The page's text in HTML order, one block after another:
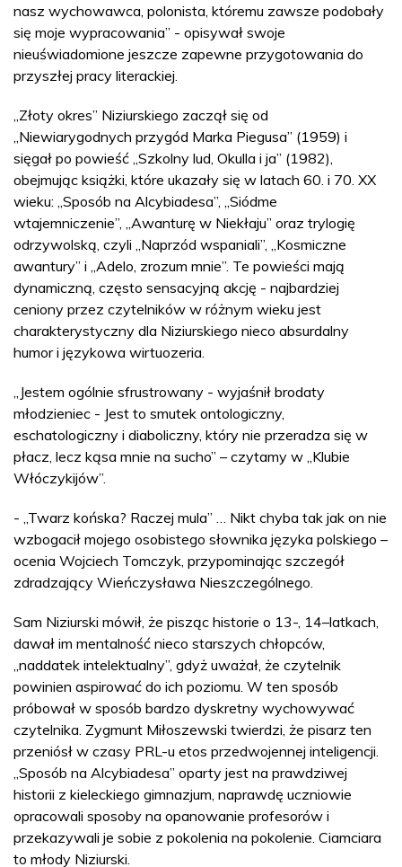
nasz wychowawca, polonista, któremu zawsze podobały
się moje wypracowania” - opisywał swoje
nieuświadomione jeszcze zapewne przygotowania do
przyszłej pracy literackiej.
„Złoty okres” Niziurskiego zaczął się od
„Niewiarygodnych przygód Marka Piegusa” (1959) i
sięgał po powieść „Szkolny lud, Okulla i ja” (1982),
obejmując książki, które ukazały się w latach 60. i 70. XX
wieku: „Sposób na Alcybiadesa”, „Siódme
wtajemniczenie”, „Awanturę w Niekłaju” oraz trylogię
odrzywolską, czyli „Naprzód wspaniali”, „Kosmiczne
awantury” i „Adelo, zrozum mnie”. Te powieści mają
dynamiczną, często sensacyjną akcję - najbardziej
ceniony przez czytelników w różnym wieku jest
charakterystyczny dla Niziurskiego nieco absurdalny
humor i językowa wirtuozeria.
„Jestem ogólnie sfrustrowany - wyjaśnił brodaty
młodzieniec - Jest to smutek ontologiczny,
eschatologiczny i diaboliczny, który nie przeradza się w
płacz, lecz kąsa mnie na sucho” – czytamy w „Klubie
Włóczykijów”.
- „Twarz końska? Raczej mula” … Nikt chyba tak jak on nie
wzbogacił mojego osobistego słownika języka polskiego –
ocenia Wojciech Tomczyk, przypominając szczegół
zdradzający Wieńczysława Nieszczególnego.
Sam Niziurski mówił, że pisząc historie o 13-, 14–latkach,
dawał im mentalność nieco starszych chłopców,
„naddatek intelektualny”, gdyż uważał, że czytelnik
powinien aspirować do ich poziomu. W ten sposób
próbował w sposób bardzo dyskretny wychowywać
czytelnika. Zygmunt Miłoszewski twierdzi, że pisarz ten
przeniósł w czasy PRL-u etos przedwojennej inteligencji.
„Sposób na Alcybiadesa” oparty jest na prawdziwej
historii z kieleckiego gimnazjum, naprawdę uczniowie
opracowali sposoby na opanowanie profesorów i
przekazywali je sobie z pokolenia na pokolenie. Ciamciara
to młody Niziurski.